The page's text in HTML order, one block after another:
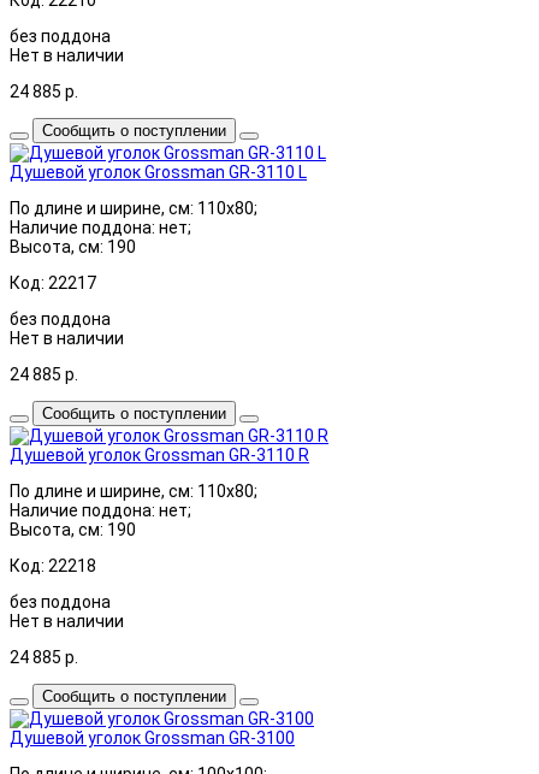
без поддона
Нет в наличии
24 885 р.
Сообщить о поступлении
Душевой уголок Grossman GR-3110 L
По длине и ширине, см: 110x80;
Наличие поддона: нет;
Высота, см: 190
Код: 22217
без поддона
Нет в наличии
24 885 р.
Сообщить о поступлении
Душевой уголок Grossman GR-3110 R
По длине и ширине, см: 110x80;
Наличие поддона: нет;
Высота, см: 190
Код: 22218
без поддона
Нет в наличии
24 885 р.
Сообщить о поступлении
Душевой уголок Grossman GR-3100